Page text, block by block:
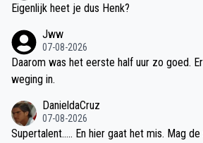
Eigenlijk heet je dus Henk?
Jww
07-08-2026
Daarom was het eerste half uur zo goed.
weging in.
DanieldaCruz
07-08-2026
Supertalent….. En hier gaat het mis. Mag de schoenen nog niet stri